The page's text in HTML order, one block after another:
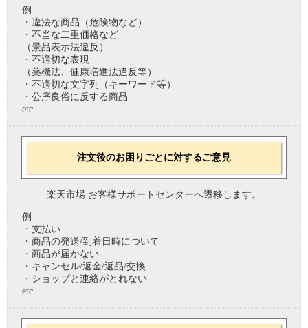
例
・違法な商品（危険物など）
・不当な二重価格など
（景品表示法違反）
・不適切な表現
（薬機法、健康増進法違反等）
・不適切な文字列（キーワード等）
・公序良俗に反する商品
etc.
注文後のお困りごとに対するご意見
楽天市場 お客様サポートセンターへ遷移します。
例
・支払い
・商品の発送/到着日時について
・商品が届かない
・キャンセル/返金/返品/交換
・ショップと連絡がとれない
etc.